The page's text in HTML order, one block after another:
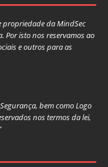
propriedade da MindSec
Por isto nos reservamos ao
e outros para as
bem como Logo
nos termos da lei,